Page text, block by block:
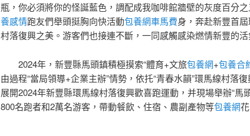
瓶，你必須將你的怪誕藍色，調配成我咖啡館牆壁的灰度百分之
養感情跑友們舉頭挺胸向快活動包養網車馬費身，奔赴新豐首
村落復興之美。游客們也接連不斷，一同感觸感染燃情新豐的活
2024年，新豐縣馬頭鎮積極摸索“體育+文旅包養網+包養合
由過程“當局領導+企業主辦”情勢，依托“青春水韻”環馬線村落
展開2024年新豐縣環馬線村落復興歡喜跑運動，并現場舉辦“馬
800名跑者和2萬名游客，帶動餐飲、住宿、農副產物等包養網